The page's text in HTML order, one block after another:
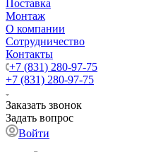
Поставка
Монтаж
О компании
Сотрудничество
Контакты
+7 (831) 280-97-75
+7 (831) 280-97-75
Заказать звонок
Задать вопрос
Войти